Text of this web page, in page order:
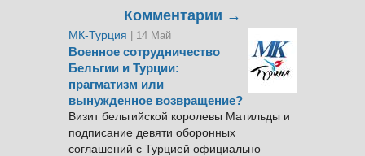
Комментарии →
МК-Турция | 14 Май
Военное сотрудничество
Бельгии и Турции:
прагматизм или
вынужденное возвращение?
Визит бельгийской королевы Матильды и
подписание девяти оборонных
соглашений с Турцией официально